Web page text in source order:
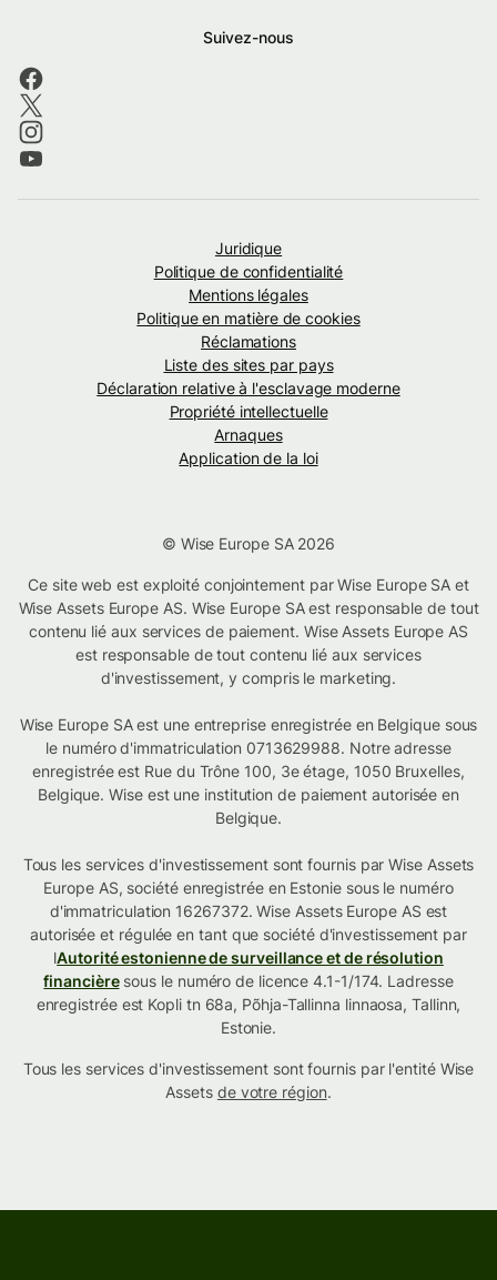
Suivez-nous
Juridique
Politique de confidentialité
Mentions légales
Politique en matière de cookies
Réclamations
Liste des sites par pays
Déclaration relative à l'esclavage moderne
Propriété intellectuelle
Arnaques
Application de la loi
© Wise Europe SA 2026
Ce site web est exploité conjointement par Wise Europe SA et
Wise Assets Europe AS. Wise Europe SA est responsable de tout
contenu lié aux services de paiement. Wise Assets Europe AS
est responsable de tout contenu lié aux services
d'investissement, y compris le marketing.
Wise Europe SA est une entreprise enregistrée en Belgique sous
le numéro d'immatriculation 0713629988. Notre adresse
enregistrée est Rue du Trône 100, 3e étage, 1050 Bruxelles,
Belgique. Wise est une institution de paiement autorisée en
Belgique.
Tous les services d'investissement sont fournis par Wise Assets
Europe AS, société enregistrée en Estonie sous le numéro
d'immatriculation 16267372. Wise Assets Europe AS est
autorisée et régulée en tant que société d'investissement par
lAutorité estonienne de surveillance et de résolution
financièresous le numéro de licence 4.1-1/174. Ladresse
enregistrée est Kopli tn 68a, Põhja-Tallinna linnaosa, Tallinn,
Estonie.
Tous les services d'investissement sont fournis par l'entité Wise
Assets de votre région.